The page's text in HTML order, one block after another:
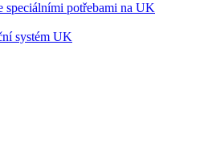
speciálními potřebami na UK
systém UK